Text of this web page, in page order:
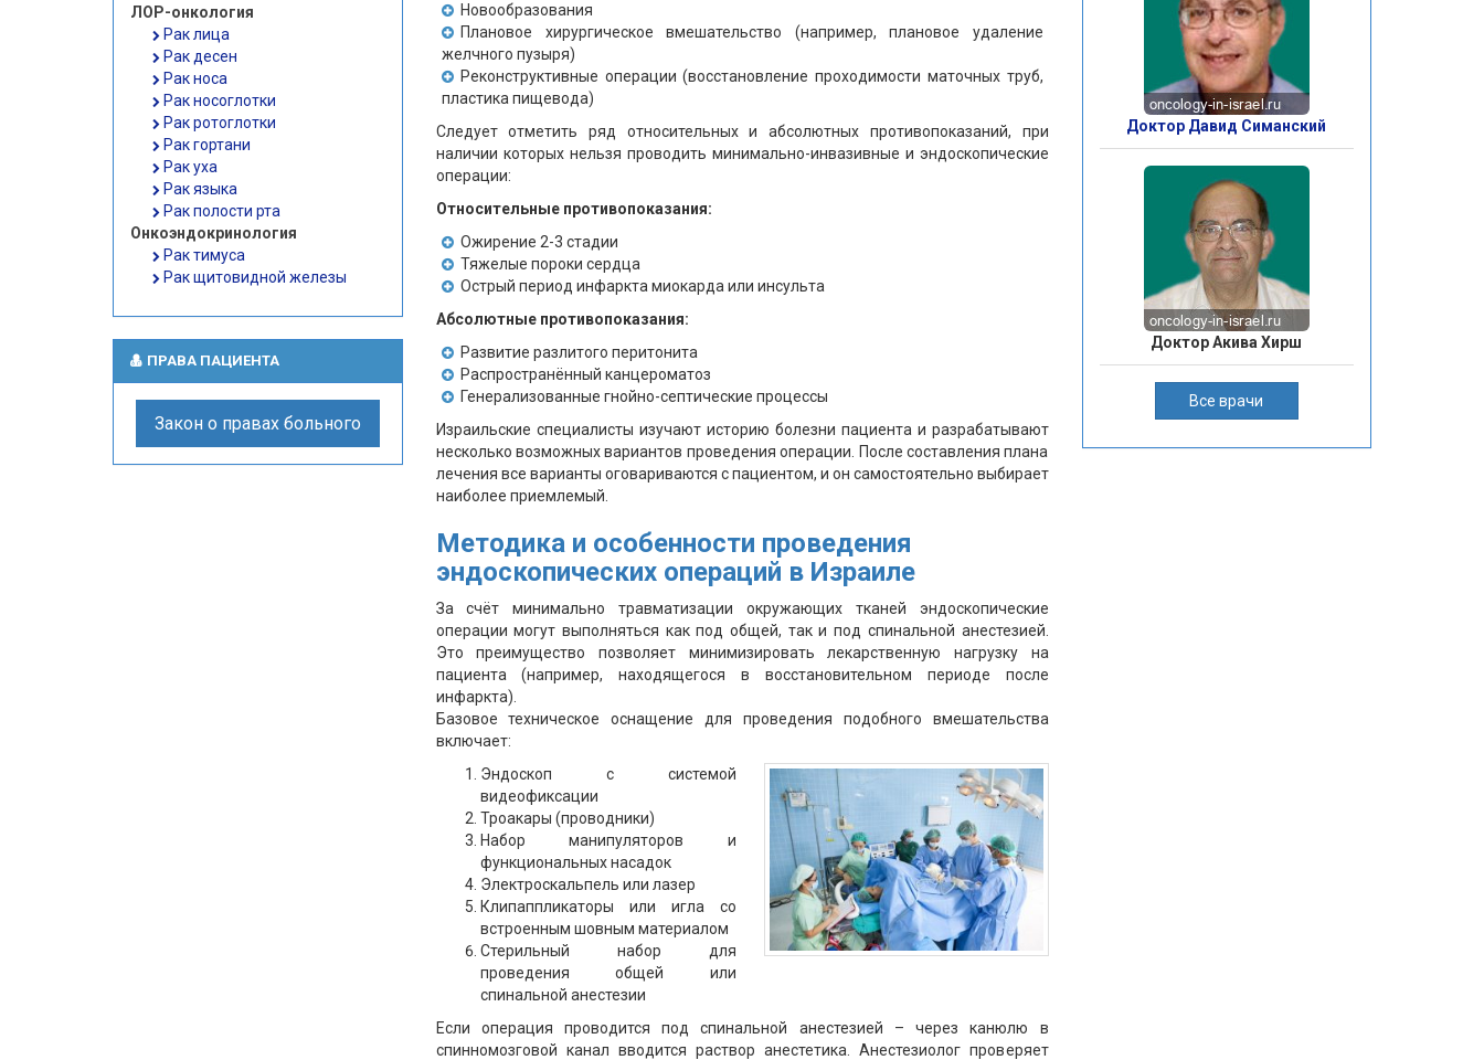
Новообразования
Плановое хирургическое вмешательство (например, плановое удаление
желчного пузыря)
Реконструктивные операции (восстановление проходимости маточных труб,
пластика пищевода)
Следует отметить ряд относительных и абсолютных противопоказаний, при
наличии которых нельзя проводить минимально-инвазивные и эндоскопические
операции:
Относительные противопоказания:
Ожирение 2-3 стадии
Тяжелые пороки сердца
Острый период инфаркта миокарда или инсульта
Абсолютные противопоказания:
Развитие разлитого перитонита
Распространённый канцероматоз
Генерализованные гнойно-септические процессы
Израильские специалисты изучают историю болезни пациента и разрабатывают
несколько возможных вариантов проведения операции. После составления плана
лечения все варианты оговариваются с пациентом, и он самостоятельно выбирает
наиболее приемлемый.
Методика и особенности проведения
эндоскопических операций в Израиле
За счёт минимально травматизации окружающих тканей эндоскопические
операции могут выполняться как под общей, так и под спинальной анестезией.
Это преимущество позволяет минимизировать лекарственную нагрузку на
пациента (например, находящегося в восстановительном периоде после
инфаркта).
Базовое техническое оснащение для проведения подобного вмешательства
включает:
Эндоскоп с системой
видеофиксации
Троакары (проводники)
Набор манипуляторов и
функциональных насадок
Электроскальпель или лазер
Клипаппликаторы или игла со
встроенным шовным материалом
Стерильный набор для
проведения общей или
спинальной анестезии
Если операция проводится под спинальной анестезией – через канюлю в
спинномозговой канал вводится раствор анестетика. Анестезиолог проверяет
ЛОР-онкология
Рак лица
Рак десен
Рак носа
Рак носоглотки
Рак ротоглотки
Рак гортани
Рак уха
Рак языка
Рак полости рта
Онкоэндокринология
Рак тимуса
Рак щитовидной железы
ПРАВА ПАЦИЕНТА
Закон о правах больного
Доктор Давид Симанский
Доктор Акива Хирш
Все врачи